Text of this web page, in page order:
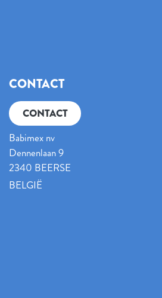
CONTACT
CONTACT
Babimex nv
Dennenlaan 9
2340 BEERSE
BELGIË